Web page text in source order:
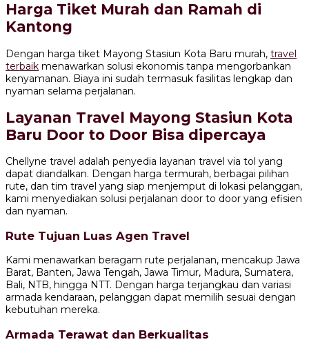
Harga Tiket Murah dan Ramah di
Kantong
Dengan harga tiket Mayong Stasiun Kota Baru murah, travel
terbaik menawarkan solusi ekonomis tanpa mengorbankan
kenyamanan. Biaya ini sudah termasuk fasilitas lengkap dan
nyaman selama perjalanan.
Layanan Travel Mayong Stasiun Kota
Baru Door to Door Bisa dipercaya
Chellyne travel adalah penyedia layanan travel via tol yang
dapat diandalkan. Dengan harga termurah, berbagai pilihan
rute, dan tim travel yang siap menjemput di lokasi pelanggan,
kami menyediakan solusi perjalanan door to door yang efisien
dan nyaman.
Rute Tujuan Luas Agen Travel
Kami menawarkan beragam rute perjalanan, mencakup Jawa
Barat, Banten, Jawa Tengah, Jawa Timur, Madura, Sumatera,
Bali, NTB, hingga NTT. Dengan harga terjangkau dan variasi
armada kendaraan, pelanggan dapat memilih sesuai dengan
kebutuhan mereka.
Armada Terawat dan Berkualitas